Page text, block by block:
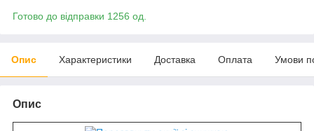
Готово до відправки 1256 од.
Опис Характеристики Доставка Оплата Умови
Опис